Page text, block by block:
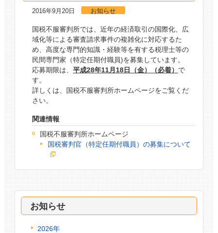
2016年9月20日 お知らせ
国税不服審判所では、近年の経済取引の国際化、広
域化等による審査請求事件の複雑化に対応するた
め、高度な専門的知識・経験等を有する税理士等の
民間専門家（特定任期付職員)を募集しています。
応募期限は、平成28年11月18日（金）（必着） で
す。
詳しくは、国税不服審判所ホームページをご覧くだ
さい。
関連情報
国税不服審判所ホームページ
国税審判官（特定任期付職員）の募集について
お知らせ
2026年